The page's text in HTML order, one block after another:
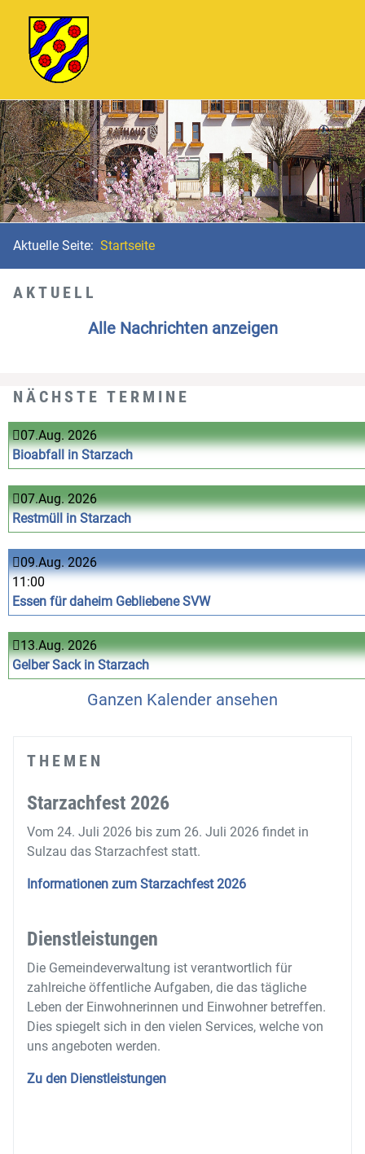
Aktuelle Seite: Startseite
AKTUELL
Alle Nachrichten anzeigen
NÄCHSTE TERMINE
07.Aug. 2026
Bioabfall in Starzach
07.Aug. 2026
Restmüll in Starzach
09.Aug. 2026
11:00
Essen für daheim Gebliebene SVW
13.Aug. 2026
Gelber Sack in Starzach
Ganzen Kalender ansehen
THEMEN
Starzachfest 2026
Vom 24. Juli 2026 bis zum 26. Juli 2026 findet in
Sulzau das Starzachfest statt.
Informationen zum Starzachfest 2026
Dienstleistungen
Die Gemeindeverwaltung ist verantwortlich für
zahlreiche öffentliche Aufgaben, die das tägliche
Leben der Einwohnerinnen und Einwohner betreffen.
Dies spiegelt sich in den vielen Services, welche von
uns angeboten werden.
Zu den Dienstleistungen